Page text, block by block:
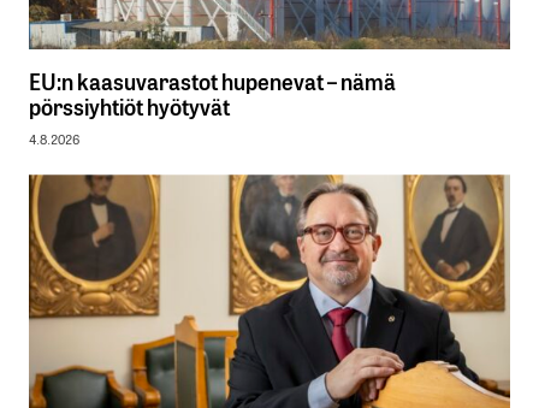
EU:n kaasuvarastot hupenevat – nämä
pörssiyhtiöt hyötyvät
4.8.2026